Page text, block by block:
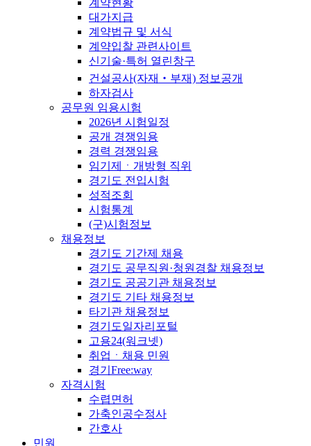
대가지급
계약법규 및 서식
계약입찰 관련사이트
신기술·특허 열린창구
건설공사(자재‧부재) 정보공개
하자검사
공무원 임용시험
2026년 시험일정
공개 경쟁임용
경력 경쟁임용
임기제ㆍ개방형 직위
경기도 전입시험
성적조회
시험통계
(구)시험정보
채용정보
경기도 기간제 채용
경기도 공무직원·청원경찰 채용정보
경기도 공공기관 채용정보
경기도 기타 채용정보
타기관 채용정보
경기도일자리포털
고용24(워크넷)
취업ㆍ채용 민원
경기Free:way
자격시험
수렵면허
가축인공수정사
간호사
민원